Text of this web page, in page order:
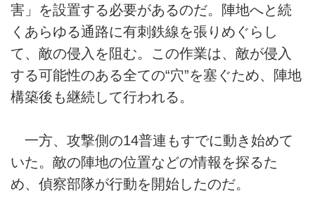
害」を設置する必要があるのだ。陣地へと続
くあらゆる通路に有刺鉄線を張りめぐらし
て、敵の侵入を阻む。この作業は、敵が侵入
する可能性のある全ての“穴”を塞ぐため、陣地
構築後も継続して行われる。
一方、攻撃側の14普連もすでに動き始めて
いた。敵の陣地の位置などの情報を探るた
め、偵察部隊が行動を開始したのだ。